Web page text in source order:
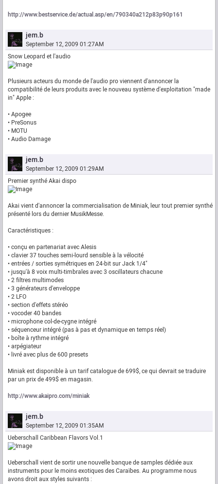
http://www.bestservice.de/actual.asp/en/790340a212p83p90p161
jem.b
September 12, 2009 01:27AM
Snow Leopard et l'audio
Plusieurs acteurs du monde de l'audio pro viennent d'annoncer la
compatibilité de leurs produits avec le nouveau système d'exploitation "made
in" Apple :
• Apogee
• PreSonus
• MOTU
• Audio Damage
jem.b
September 12, 2009 01:29AM
Premier synthé Akai dispo
Akai vient d'annoncer la commercialisation de Miniak, leur tout premier synthé
présenté lors du dernier MusikMesse.
Caractéristiques :
• conçu en partenariat avec Alesis
• clavier 37 touches semi-lourd sensible à la vélocité
• entrées / sorties symétriques en 24-bit sur Jack 1/4"
• jusqu'à 8 voix multi-timbrales avec 3 oscillateurs chacune
• 2 filtres multimodes
• 3 générateurs d'enveloppe
• 2 LFO
• section d'effets stéréo
• vocoder 40 bandes
• microphone col-de-cygne intégré
• séquenceur intégré (pas à pas et dynamique en temps réel)
• boîte à rythme intégré
• arpégiateur
• livré avec plus de 600 presets
Miniak est disponible à un tarif catalogue de 699$, ce qui devrait se traduire
par un prix de 499$ en magasin.
http://www.akaipro.com/miniak
jem.b
September 12, 2009 01:35AM
Ueberschall Caribbean Flavors Vol.1
Ueberschall vient de sortir une nouvelle banque de samples dédiée aux
instruments pour le moins exotiques des Caraïbes. Au programme nous
avons droit aux styles suivants :